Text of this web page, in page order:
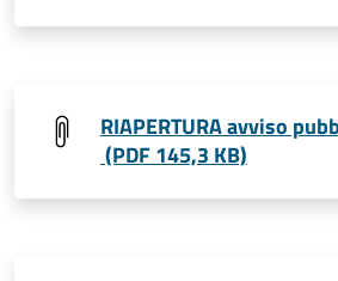
RIAPERTURA avviso
(PDF 145,3 KB)